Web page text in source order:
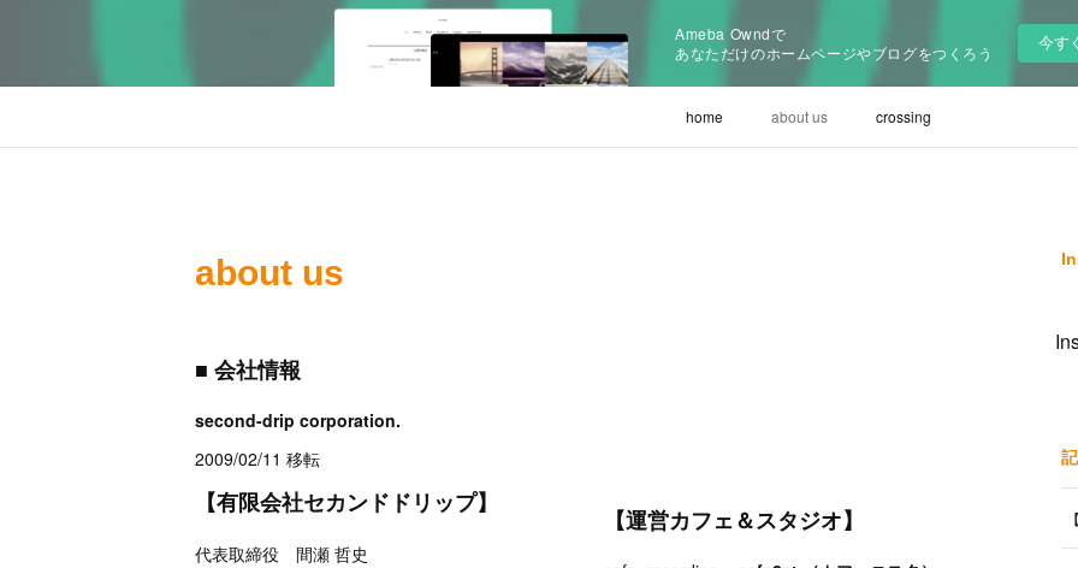
Ameba Owndで
あなただけのホームページやブログをつくろう
今す
home about us crossing
about us
■ 会社情報
second-drip corporation.
2009/02/11 移転
【有限会社セカンドドリップ】
代表取締役 間瀬 哲史
【運営カフェ＆スタジオ】